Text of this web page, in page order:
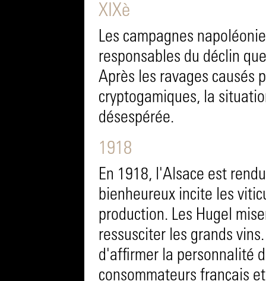
XIXè
Les campagnes
responsables du déclin
Après les ravages causés
cryptogamiques, la
désespérée.
1918
En 1918, l'Alsace est
bienheureux incite les
production. Les Hugel
ressusciter les grands
d'affirmer la personnalité
consommateurs français